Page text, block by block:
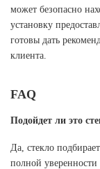
может безопасно
установку
готовы дать
клиента.
FAQ
Подойдет ли это
Да, стекло
полной